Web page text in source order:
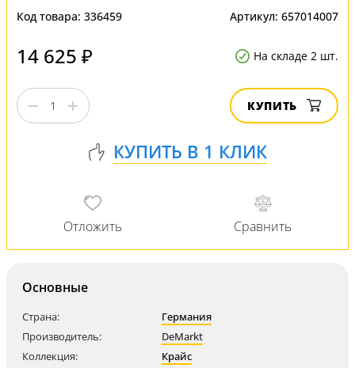
Код товара: 336459 Артикул: 657014007
14 625 ₽ На складе 2 шт.
КУПИТЬ
Основные
Страна:
Германия
Производитель:
DeMarkt
Коллекция:
Крайс